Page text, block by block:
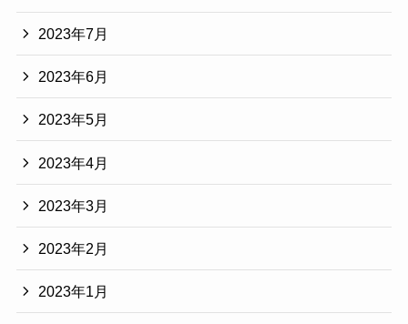
2023年7月
2023年6月
2023年5月
2023年4月
2023年3月
2023年2月
2023年1月